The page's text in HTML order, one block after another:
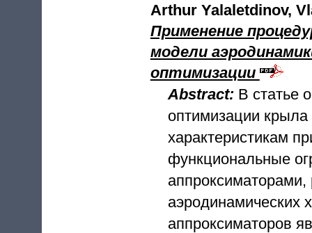
Arthur Yalaletdinov,
Применение
модели
оптимизации
Abstract: В статье
оптимизации
характеристикам
функциональные
аэродинамических
аппроксиматоров